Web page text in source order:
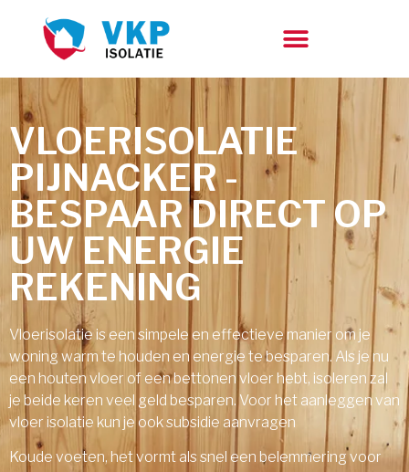
VLOERISOLATIE
PIJNACKER -
BESPAAR DIRECT OP
UW ENERGIE
REKENING
Vloerisolatie is een simpele en effectieve manier om je
woning warm te houden en energie te besparen. Als je nu
een houten vloer of een bettonen vloer hebt, isoleren zal
je beide keren veel geld besparen. Voor het aanleggen van
vloer isolatie kun je ook subsidie aanvragen
Koude voeten, het vormt als snel een belemmering voor